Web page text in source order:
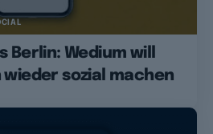
Berlin: Wedium will
wieder sozial machen